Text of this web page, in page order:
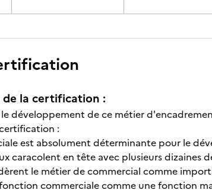
la certification :
développement de ce métier
:
est absolument déterminante pour le
caracolent en tête avec plusieurs dizaines
le métier de commercial comme
commerciale comme une fonction